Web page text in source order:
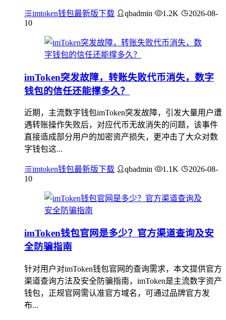
imtoken钱包最新版下载 qbadmin 1.2K
2026-08-
10
imToken突发故障，转账失败代币消失，数字
钱包的信任还能撑多久？
近期，主流数字钱包imToken突发故障，引发大量用户遭
遇转账操作失败后，对应代币无故消失的问题，该事件
直接造成部分用户的加密资产损失，更冲击了大众对数
字钱包这...
imtoken钱包最新版下载 qbadmin 1.1K
2026-08-
10
imToken钱包官网是多少？官方渠道查询及安
全防骗指南
针对用户对imToken钱包官网的查询需求，本文提供官方
渠道查询方法及安全防骗指南，imToken是主流数字资产
钱包，正规官网需认准官方域名，可通过品牌官方发
布...